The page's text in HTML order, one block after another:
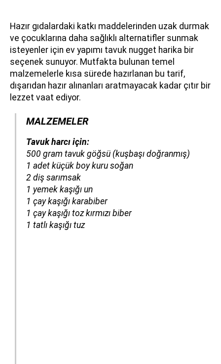
Hazır gıdalardaki katkı maddelerinden uzak durmak
ve çocuklarına daha sağlıklı alternatifler sunmak
isteyenler için ev yapımı tavuk nugget harika bir
seçenek sunuyor. Mutfakta bulunan temel
malzemelerle kısa sürede hazırlanan bu tarif,
dışarıdan hazır alınanları aratmayacak kadar çıtır bir
lezzet vaat ediyor.
MALZEMELER
Tavuk harcı için:
500 gram tavuk göğsü (kuşbaşı doğranmış)
1 adet küçük boy kuru soğan
2 diş sarımsak
1 yemek kaşığı un
1 çay kaşığı karabiber
1 çay kaşığı toz kırmızı biber
1 tatlı kaşığı tuz